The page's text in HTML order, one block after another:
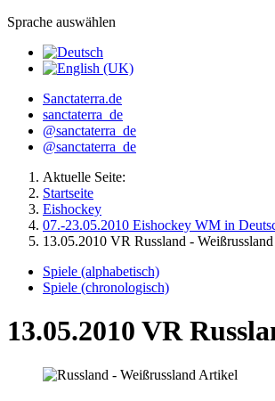
Sprache auswählen
Sanctaterra.de
sanctaterra_de
@sanctaterra_de
@sanctaterra_de
Aktuelle Seite:
Startseite
Eishockey
07.-23.05.2010 Eishockey WM in
13.05.2010 VR Russland -
Spiele (alphabetisch)
Spiele (chronologisch)
13.05.2010 VR